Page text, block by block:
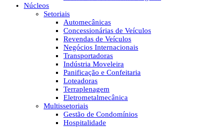
Núcleos
Setoriais
Automecânicas
Concessionárias de Veículos
Revendas de Veículos
Negócios Internacionais
Transportadoras
Indústria Moveleira
Panificação e Confeitaria
Loteadoras
Terraplenagem
Eletrometalmecânica
Multissetoriais
Gestão de Condomínios
Hospitalidade